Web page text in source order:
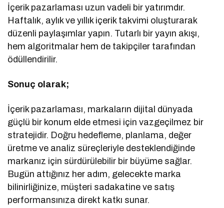
İçerik pazarlaması uzun vadeli bir yatırımdır.
Haftalık, aylık ve yıllık içerik takvimi oluşturarak
düzenli paylaşımlar yapın. Tutarlı bir yayın akışı,
hem algoritmalar hem de takipçiler tarafından
ödüllendirilir.
Sonuç olarak;
İçerik pazarlaması, markaların dijital dünyada
güçlü bir konum elde etmesi için vazgeçilmez bir
stratejidir. Doğru hedefleme, planlama, değer
üretme ve analiz süreçleriyle desteklendiğinde
markanız için sürdürülebilir bir büyüme sağlar.
Bugün attığınız her adım, gelecekte marka
bilinirliğinize, müşteri sadakatine ve satış
performansınıza direkt katkı sunar.